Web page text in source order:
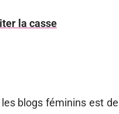
la casse
blogs féminins est de